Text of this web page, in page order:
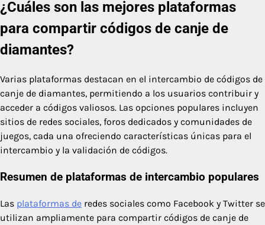
¿Cuáles son las mejores plataformas
para compartir códigos de canje de
diamantes?
Varias plataformas destacan en el intercambio de códigos de
canje de diamantes, permitiendo a los usuarios contribuir y
acceder a códigos valiosos. Las opciones populares incluyen
sitios de redes sociales, foros dedicados y comunidades de
juegos, cada una ofreciendo características únicas para el
intercambio y la validación de códigos.
Resumen de plataformas de intercambio populares
Las plataformas de redes sociales como Facebook y Twitter se
utilizan ampliamente para compartir códigos de canje de